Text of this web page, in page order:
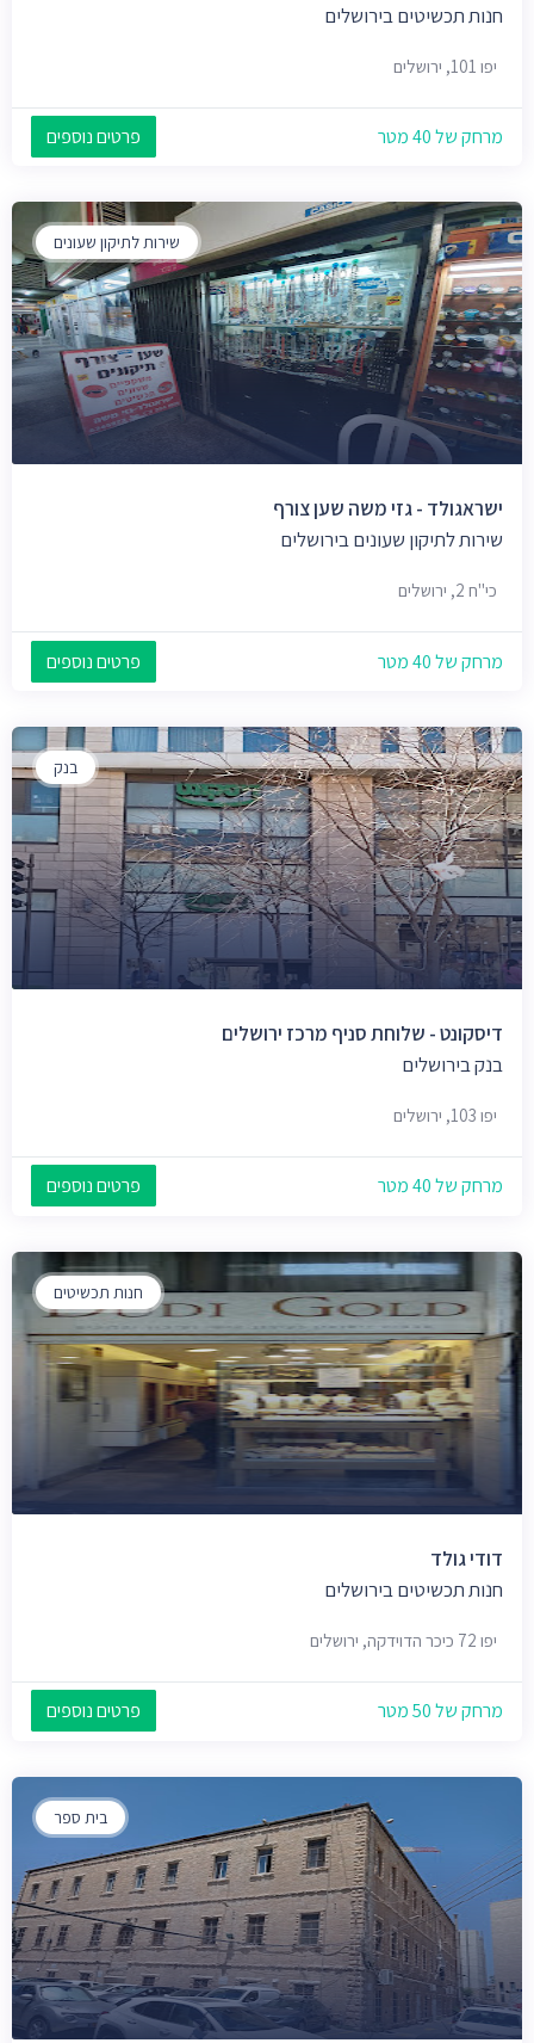
חנות תכשיטים בירושלים
יפו 101, ירושלים
מרחק של 40 מטר פרטים נוספים
שירות לתיקון שעונים
ישראגולד - גזי משה שען צורף
שירות לתיקון שעונים בירושלים
כי"ח 2, ירושלים
מרחק של 40 מטר פרטים נוספים
בנק
דיסקונט - שלוחת סניף מרכז ירושלים
בנק בירושלים
יפו 103, ירושלים
מרחק של 40 מטר פרטים נוספים
חנות תכשיטים
דודי גולד
חנות תכשיטים בירושלים
יפו 72 כיכר הדוידקה, ירושלים
מרחק של 50 מטר פרטים נוספים
בית ספר